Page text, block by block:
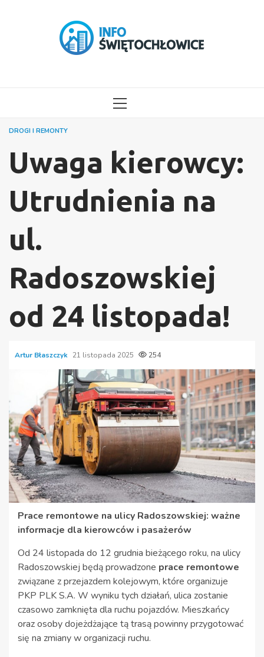
MENU
DROGI I REMONTY
Uwaga kierowcy:
Utrudnienia na
ul.
Radoszowskiej
od 24 listopada!
Artur Błaszczyk 21 listopada 2025 254
Prace remontowe na ulicy Radoszowskiej: ważne
informacje dla kierowców i pasażerów
Od 24 listopada do 12 grudnia bieżącego roku, na ulicy
Radoszowskiej będą prowadzone prace remontowe
związane z przejazdem kolejowym, które organizuje
PKP PLK S.A. W wyniku tych działań, ulica zostanie
czasowo zamknięta dla ruchu pojazdów. Mieszkańcy
oraz osoby dojeżdżające tą trasą powinny przygotować
się na zmiany w organizacji ruchu.